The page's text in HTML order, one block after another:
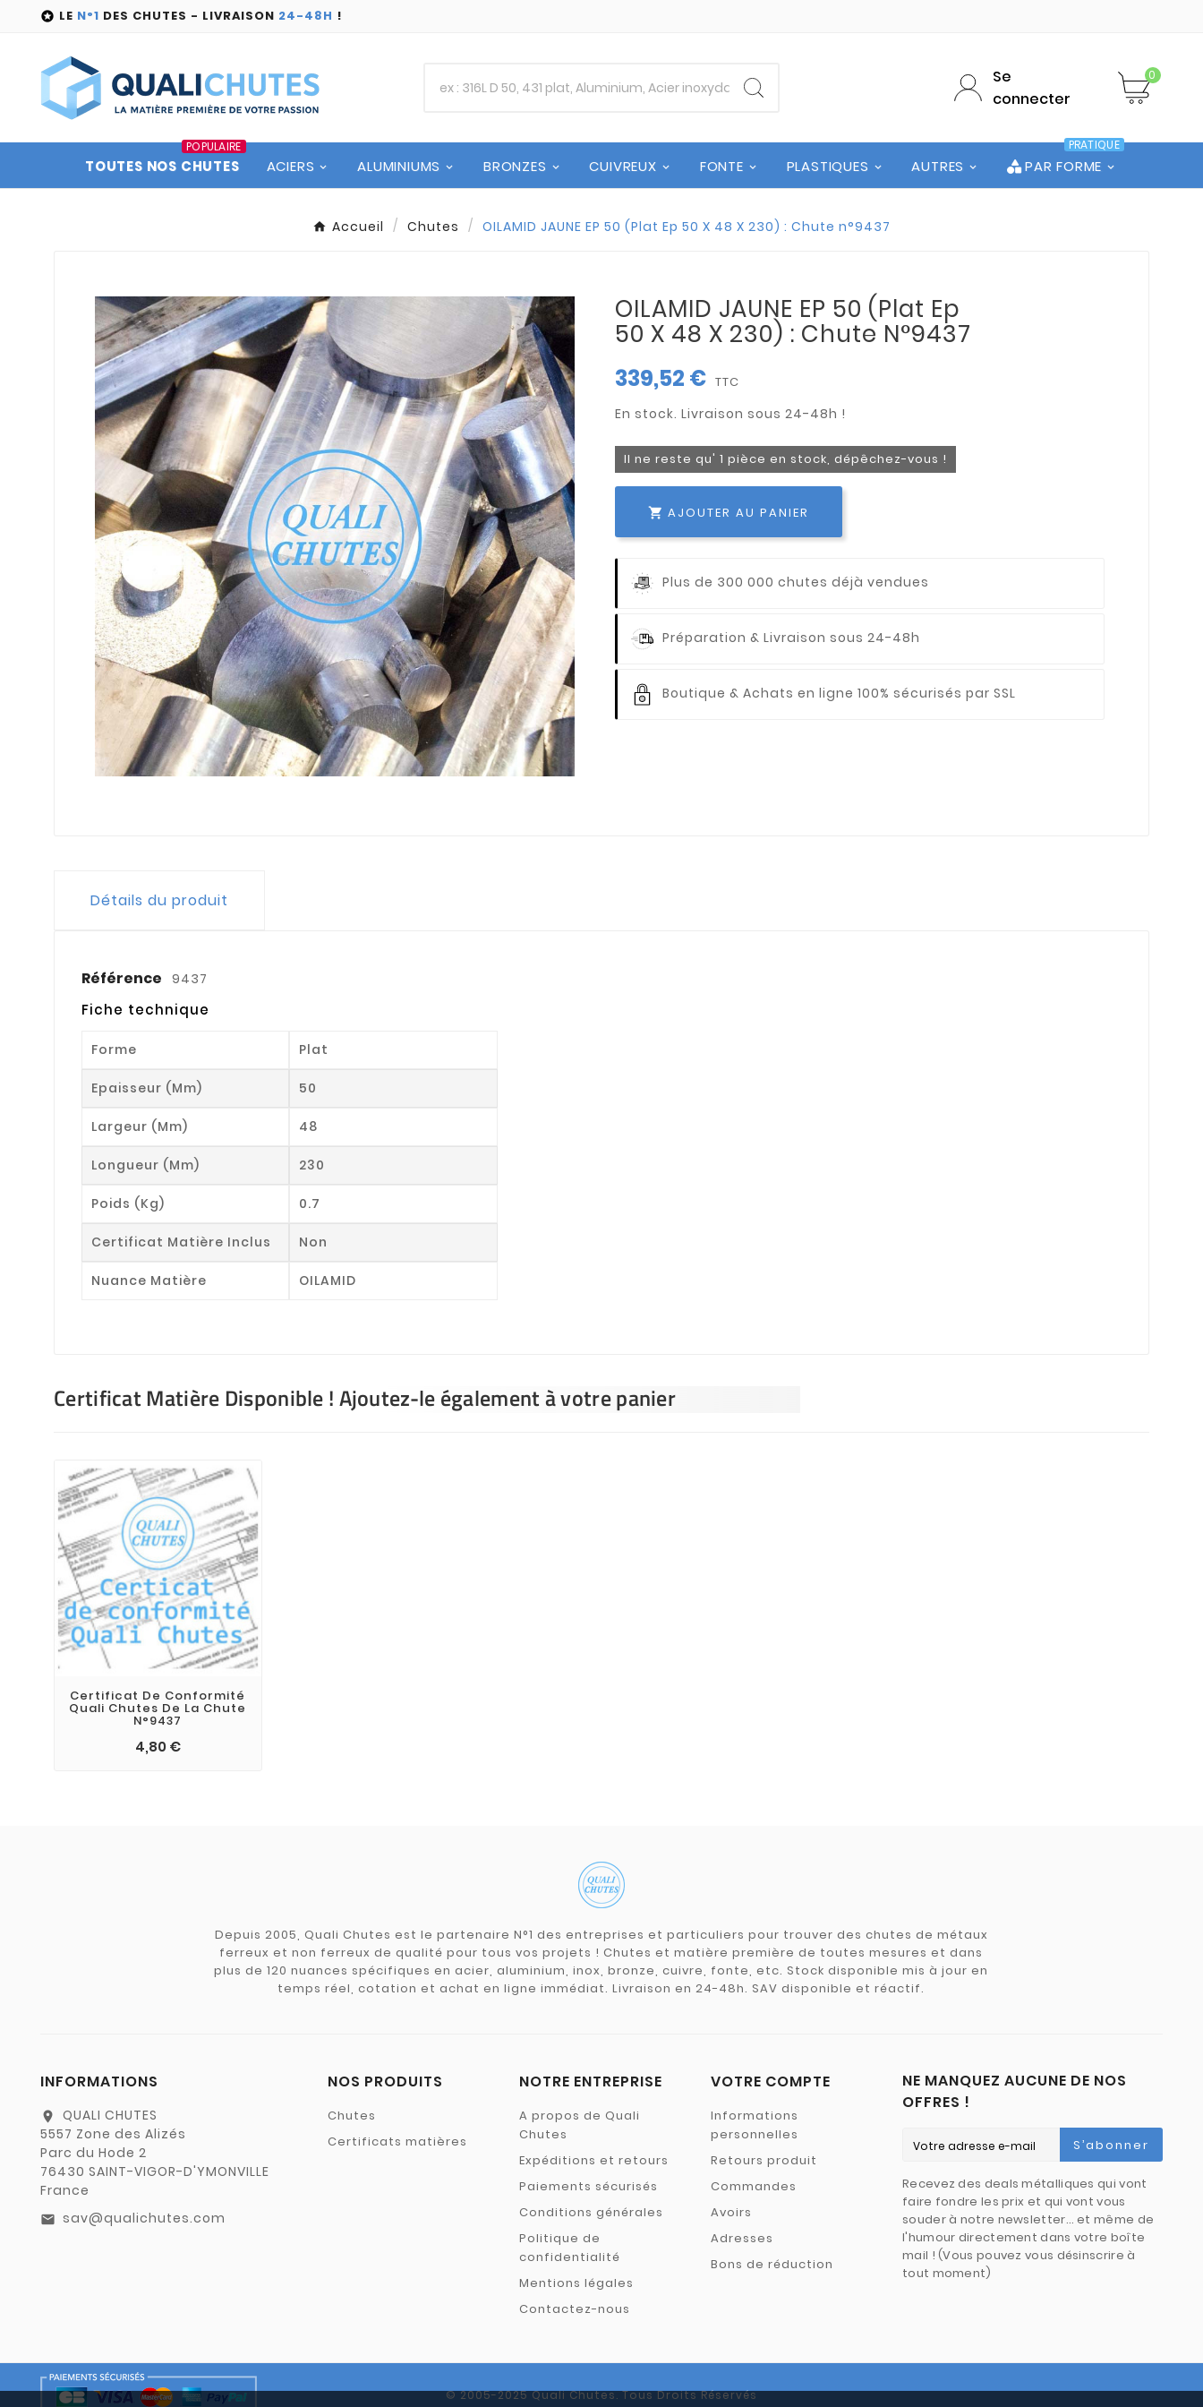
 LE N°1 DES CHUTES - LIVRAISON 24-48H !
Se
connecter
0
TOUTES NOS CHUTES
POPULAIRE
ACIERS ALUMINIUMS BRONZES CUIVREUX FONTE PLASTIQUES AUTRES PAR FORME
PRATIQUE
Accueil Chutes OILAMID JAUNE EP 50 (Plat Ep 50 X 48 X 230) : Chute n°9437
OILAMID JAUNE EP 50 (Plat Ep
50 X 48 X 230) : Chute N°9437
339,52 € TTC
Il ne reste qu' 1 pièce en stock, dépêchez-vous !
 AJOUTER AU PANIER
Plus de 300 000 chutes déjà vendues
Préparation & Livraison sous 24-48h
Boutique & Achats en ligne 100% sécurisés par SSL
Détails du produit
Référence 9437
Fiche technique
Forme Plat
Epaisseur (mm) 50
Largeur (mm) 48
Longueur (mm) 230
Poids (kg) 0.7
Certificat Matière Inclus Non
Nuance Matière OILAMID
Certificat Matière Disponible ! Ajoutez-le également à votre panier
Certificat De Conformité
Quali Chutes De La Chute
N°9437
4,80 €
Depuis 2005, Quali Chutes est le partenaire N°1 des entreprises et particuliers pour trouver des chutes de métaux
ferreux et non ferreux de qualité pour tous vos projets ! Chutes et matière première de toutes mesures et dans
plus de 120 nuances spécifiques en acier, aluminium, inox, bronze, cuivre, fonte, etc. Stock disponible mis à jour en
temps réel, cotation et achat en ligne immédiat. Livraison en 24-48h. SAV disponible et réactif.
INFORMATIONS
location_on
QUALI CHUTES
5557 Zone des Alizés
Parc du Hode 2
76430 SAINT-VIGOR-D'YMONVILLE
France
email sav@qualichutes.com
NOS PRODUITS
Chutes
Certificats matières
NOTRE ENTREPRISE
A propos de Quali
Chutes
Expéditions et retours
Paiements sécurisés
Conditions générales
Politique de
confidentialité
Mentions légales
Contactez-nous
VOTRE COMPTE
Informations
personnelles
Retours produit
Commandes
Avoirs
Adresses
Bons de réduction
NE MANQUEZ AUCUNE DE NOS
OFFRES !
S’abonner
Recevez des deals métalliques qui vont
faire fondre les prix et qui vont vous
souder à notre newsletter… et même de
l'humour directement dans votre boîte
mail ! (Vous pouvez vous désinscrire à
tout moment)
© 2005-2025 Quali Chutes. Tous Droits Réservés